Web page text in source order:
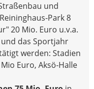
und
Park 8
20 Mio. Euro u.v.a.
und das Sportjahr
werden: Stadien
Euro, Aksö-Halle